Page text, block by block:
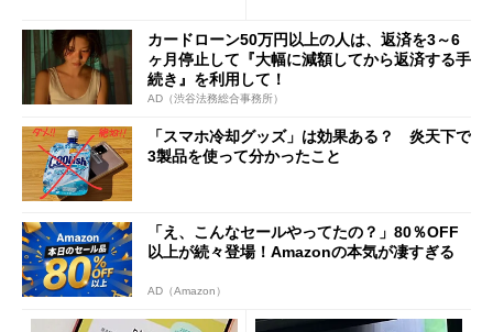
カードローン50万円以上の人は、返済を3～6
ヶ月停止して『大幅に減額してから返済する手
続き』を利用して！
AD（渋谷法務総合事務所）
「スマホ冷却グッズ」は効果ある？ 炎天下で
3製品を使って分かったこと
「え、こんなセールやってたの？」80％OFF
以上が続々登場！Amazonの本気が凄すぎる
AD（Amazon）